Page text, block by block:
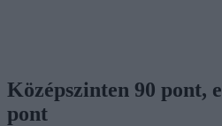
Középszinten 90 pont,
pont